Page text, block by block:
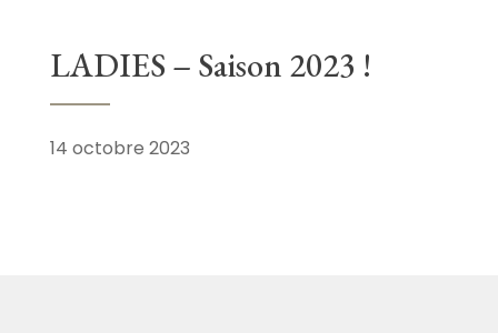
LADIES – Saison 2023 !
14 octobre 2023